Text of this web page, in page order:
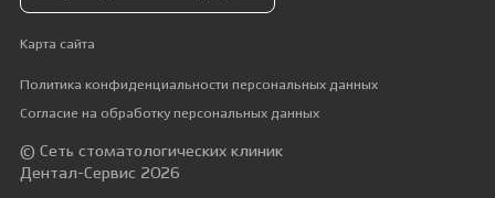
Карта сайта
Политика конфиденциальности персональных данных
Согласие на обработку персональных данных
© Сеть стоматологических клиник
Дентал-Сервис 2026